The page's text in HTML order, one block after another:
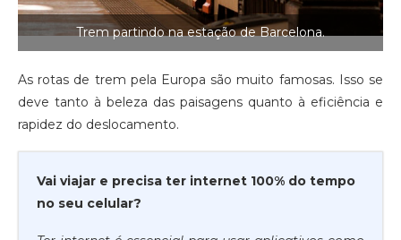
Trem partindo na estação de Barcelona.
As rotas de trem pela Europa são muito famosas. Isso se
deve tanto à beleza das paisagens quanto à eficiência e
rapidez do deslocamento.
Vai viajar e precisa ter internet 100% do tempo
no seu celular?